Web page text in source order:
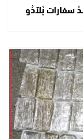
سفارات بْلاَدُو